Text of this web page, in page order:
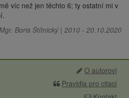
víc než jen těchto 6; ty ostatní mi v
Boris Štítnický | 2010 - 20.10.2020
O autorovi
Pravidla pro citaci